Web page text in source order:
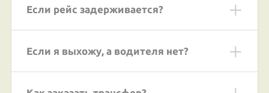
Если рейс задерживается?
Если я выхожу, а водителя нет?